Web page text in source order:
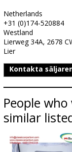
Netherlands
+31 (0)174-520884
Westland
Lierweg 34A, 2678
Lier
Kontakta
People
similar